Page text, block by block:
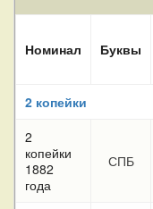
Номинал Буквы
2 копейки
2
копейки
1882
года
СПБ